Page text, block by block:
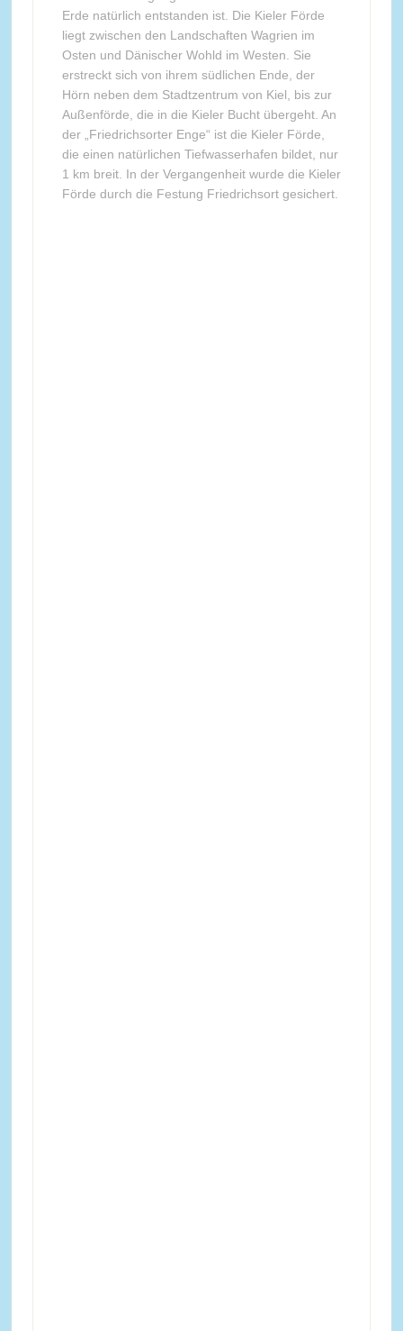
Erde natürlich entstanden ist. Die Kieler Förde
liegt zwischen den Landschaften Wagrien im
Osten und Dänischer Wohld im Westen. Sie
erstreckt sich von ihrem südlichen Ende, der
Hörn neben dem Stadtzentrum von Kiel, bis zur
Außenförde, die in die Kieler Bucht übergeht. An
der „Friedrichsorter Enge“ ist die Kieler Förde,
die einen natürlichen Tiefwasserhafen bildet, nur
1 km breit. In der Vergangenheit wurde die Kieler
Förde durch die Festung Friedrichsort gesichert.